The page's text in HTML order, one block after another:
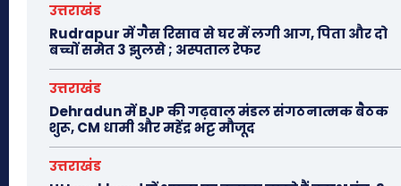
उत्तराखंड
Rudrapur में गैस रिसाव से घर में लगी आग, पिता और दो
बच्चों समेत 3 झुलसे ; अस्पताल रेफर
उत्तराखंड
Dehradun में BJP की गढ़वाल मंडल संगठनात्मक बैठक
शुरू, CM धामी और महेंद्र भट्ट मौजूद
उत्तराखंड